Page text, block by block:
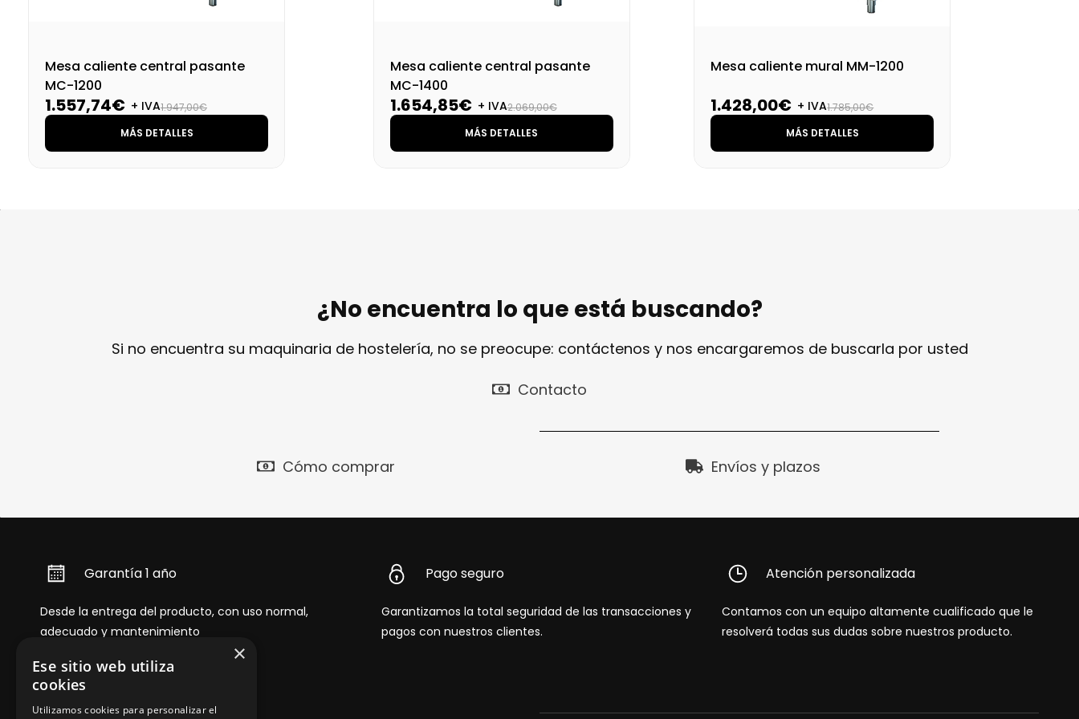
Mesa caliente central pasante
MC-1200
1.557,74€ + IVA1.947,00€
MÁS DETALLES
Mesa caliente central pasante
MC-1400
1.654,85€ + IVA2.069,00€
MÁS DETALLES
Mesa caliente mural MM-1200
1.428,00€ + IVA1.785,00€
MÁS DETALLES
¿No encuentra lo que está buscando?
Si no encuentra su maquinaria de hostelería, no se preocupe: contáctenos y nos encargaremos de buscarla por usted
Contacto
Cómo comprar Envíos y plazos
Garantía 1 año
Desde la entrega del producto, con uso normal,
adecuado y mantenimiento
Pago seguro
Garantizamos la total seguridad de las transacciones y
pagos con nuestros clientes.
Atención personalizada
Contamos con un equipo altamente cualificado que le
resolverá todas sus dudas sobre nuestros producto.
×
Ese sitio web utiliza
cookies
Utilizamos cookies para personalizar el